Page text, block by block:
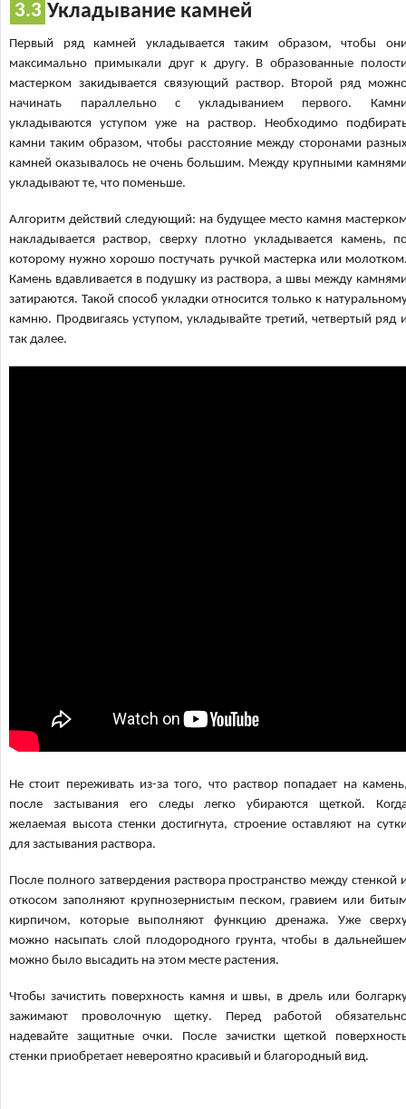
Укладывание камней
Первый ряд камней укладывается таким образом, чтобы
максимально примыкали друг к другу. В образованные
мастерком закидывается связующий раствор. Второй ряд
начинать параллельно с укладыванием первого.
укладываются уступом уже на раствор. Необходимо
камни таким образом, чтобы расстояние между сторонами
камней оказывалось не очень большим. Между крупными
укладывают те, что поменьше.
Алгоритм действий следующий: на будущее место камня
накладывается раствор, сверху плотно укладывается камень,
которому нужно хорошо постучать ручкой мастерка или
Камень вдавливается в подушку из раствора, а швы между
затираются. Такой способ укладки относится только к
камню. Продвигаясь уступом, укладывайте третий, четвертый ряд
так далее.
Не стоит переживать из-за того, что раствор попадает на
после застывания его следы легко убираются щеткой.
желаемая высота стенки достигнута, строение оставляют на
для застывания раствора.
После полного затвердения раствора пространство между стенкой
откосом заполняют крупнозернистым песком, гравием или
кирпичом, которые выполняют функцию дренажа. Уже
можно насыпать слой плодородного грунта, чтобы в
можно было высадить на этом месте растения.
Чтобы зачистить поверхность камня и швы, в дрель или
зажимают проволочную щетку. Перед работой
надевайте защитные очки. После зачистки щеткой
стенки приобретает невероятно красивый и благородный вид.